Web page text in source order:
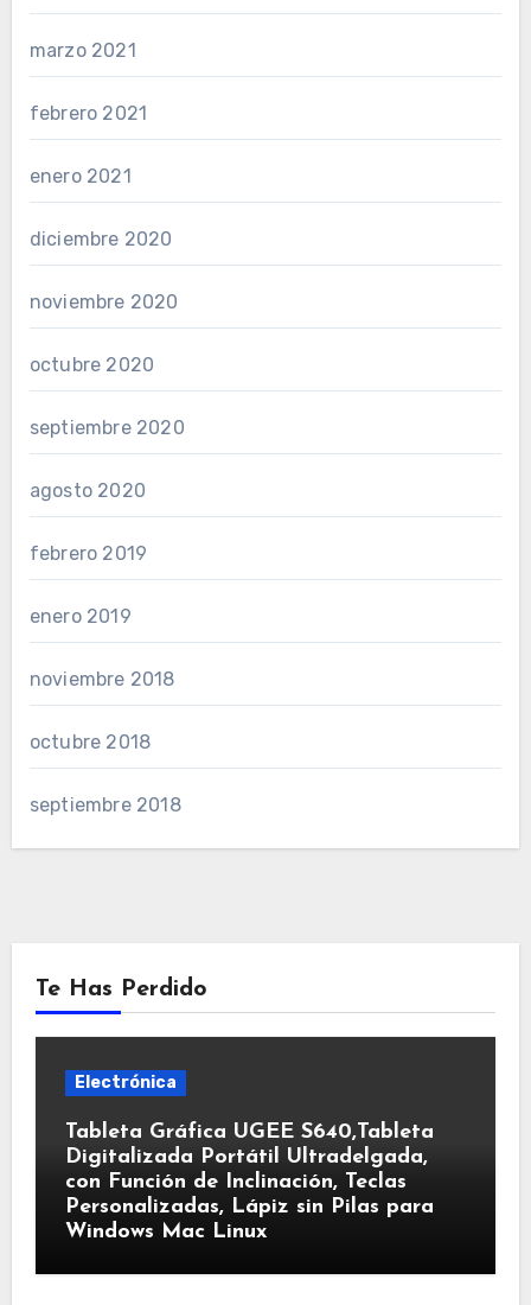
marzo 2021
febrero 2021
enero 2021
diciembre 2020
noviembre 2020
octubre 2020
septiembre 2020
agosto 2020
febrero 2019
enero 2019
noviembre 2018
octubre 2018
septiembre 2018
Te Has Perdido
Electrónica
Tableta Gráfica UGEE S640,Tableta
Digitalizada Portátil Ultradelgada,
con Función de Inclinación, Teclas
Personalizadas, Lápiz sin Pilas para
Windows Mac Linux